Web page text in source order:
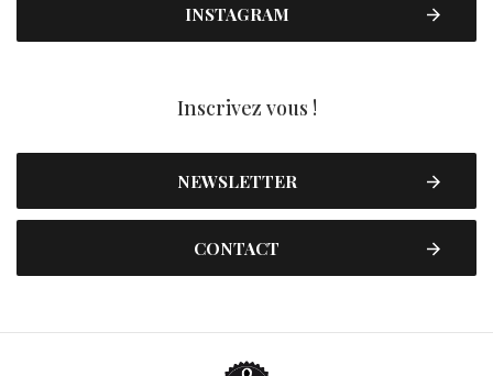
INSTAGRAM
Inscrivez vous !
NEWSLETTER
CONTACT